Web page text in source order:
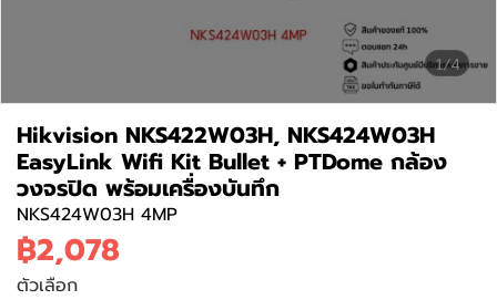
1/4
Hikvision NKS422W03H, NKS424W03H
EasyLink Wifi Kit Bullet + PTDome กล้อง
วงจรปิด พร้อมเครื่องบันทึก
NKS424W03H 4MP
฿2,078
ตัวเลือก